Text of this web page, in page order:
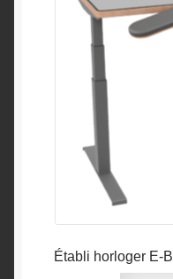
Établi horloger E-